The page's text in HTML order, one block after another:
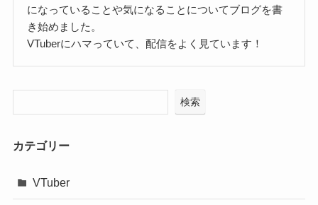
になっていることや気になることについてブログを書
き始めました。
VTuberにハマっていて、配信をよく見ています！
検索
カテゴリー
VTuber